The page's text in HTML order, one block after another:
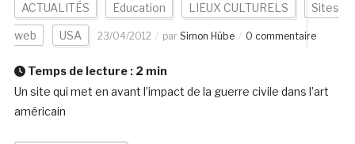
ACTUALITÉS Education LIEUX CULTURELS Sites
web USA 23/04/2012 par Simon Hübe 0 commentaire
Temps de lecture : 2 min
Un site qui met en avant l’impact de la guerre civile dans l’art
américain